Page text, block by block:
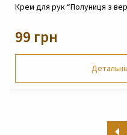
Крем
820 грн